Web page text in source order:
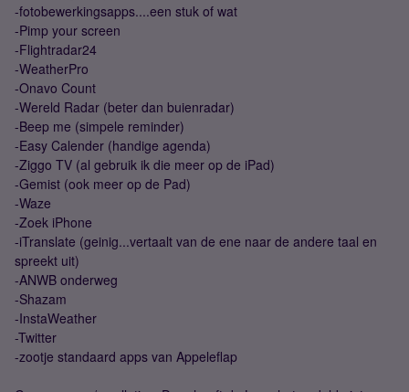
-fotobewerkingsapps....een stuk of wat
-Pimp your screen
-Flightradar24
-WeatherPro
-Onavo Count
-Wereld Radar (beter dan buienradar)
-Beep me (simpele reminder)
-Easy Calender (handige agenda)
-Ziggo TV (al gebruik ik die meer op de iPad)
-Gemist (ook meer op de Pad)
-Waze
-Zoek iPhone
-iTranslate (geinig...vertaalt van de ene naar de andere taal en
spreekt uit)
-ANWB onderweg
-Shazam
-InstaWeather
-Twitter
-zootje standaard apps van Appeleflap